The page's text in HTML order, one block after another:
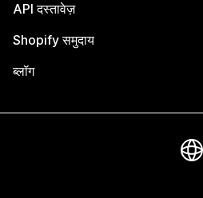
API दस्तावेज़
Shopify समुदाय
ब्लॉग